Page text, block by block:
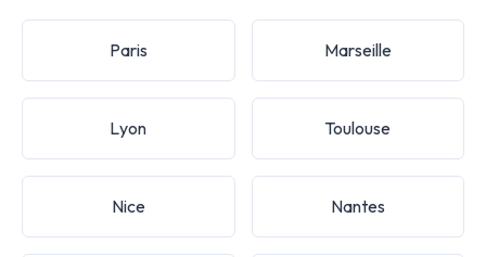
Paris Marseille
Lyon Toulouse
Nice Nantes